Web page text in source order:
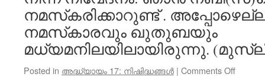
നമസ്‌കരിക്കാറുണ്ട് .
നമസ്‌കാരവും ഖുതുബയും
മധ്യമനിലയിലായിരുന്നു.
Posted in അദ്ധ്യായം 17: നിഷിദ്ധങ്ങൾ | Comments Offon